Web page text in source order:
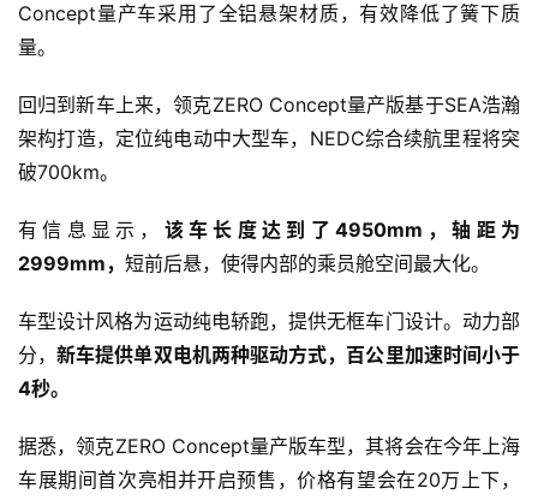
首
智
时
代
Concept量产车采用了全铝悬架材质，有效降低了簧下质
量。
回归到新车上来，领克ZERO Concept量产版基于SEA浩瀚
架构打造，定位纯电动中大型车，NEDC综合续航里程将突
破700km。
有信息显示， 该车长度达到了4950mm，轴距为
2999mm， 短前后悬，使得内部的乘员舱空间最大化。
车型设计风格为运动纯电轿跑，提供无框车门设计。动力部
分，新车提供单双电机两种驱动方式，百公里加速时间小于
4秒。
据悉，领克ZERO Concept量产版车型，其将会在今年上海
车展期间首次亮相并开启预售，价格有望会在20万上下，